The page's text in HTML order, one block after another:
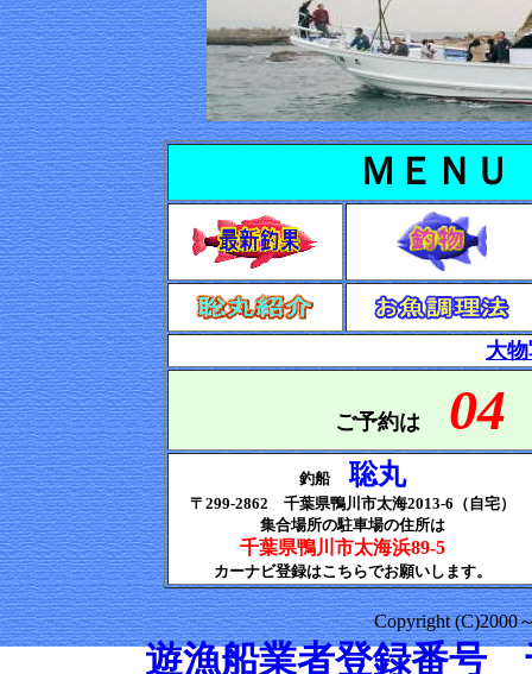
ＭＥＮＵ
大
ご予約は 04
釣船 聡丸
〒299-2862 千葉県鴨川市太海2013-6（自宅）
集合場所の駐車場の住所は
千葉県鴨川市太海浜89-5
カーナビ登録はこちらでお願いします。
Copyright (C)2000
遊漁船業者登録番号